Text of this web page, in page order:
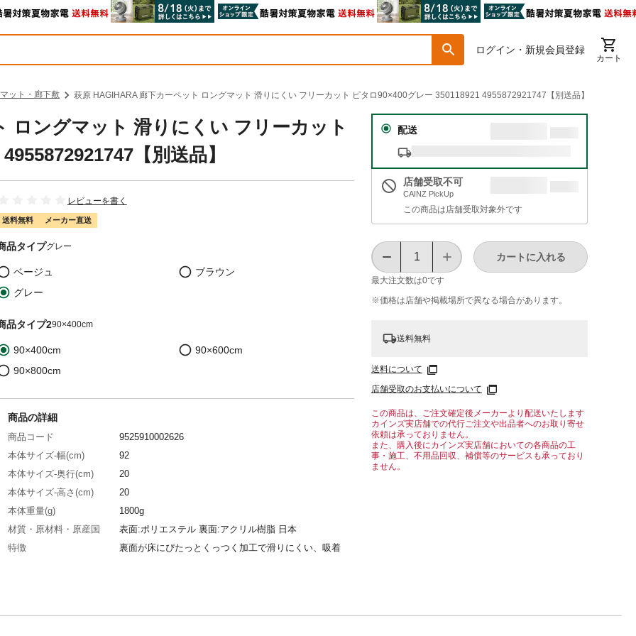
ログイン・新規会員登録
カート
ット・廊下敷 萩原 HAGIHARA 廊下カーペット ロングマット 滑りにくい フリーカット ピタロ90×400グレー 350118921 4955872921747【別送品】
ロングマット 滑りにくい フリーカット
【別送品】
レビューを書く
送料無料 メーカー直送
品タイプグレー
ベージュ
ブラウン
グレー
品タイプ290×400cm
90×400cm
90×600cm
90×800cm
配送
店舗受取不可
CAINZ PickUp
この商品は店舗受取対象外です
最大注文数は0です
カートに入れる
※価格は​店舗や​掲載場所で​異なる​場合が​あります。
送料無料
送料について
店舗受取のお支払いについて
この商品は、ご注文確定後メーカーより配送いたします
カインズ実店舗での代行ご注文や出品者へのお取り寄せ
依頼は承っておりません。
また、購入後にカインズ実店舗においての各商品の工
事・施工、不用品回収、補償等のサービスも承っており
ません。
商品の詳細
商品コード
9525910002626
本体サイズ-幅(cm)
92
本体サイズ-奥行(cm)
20
本体サイズ-高さ(cm)
20
本体重量(g)
1800g
材質・原材料・原産国
表面:ポリエステル 裏面:アクリル樹脂 日本
特徴
裏面が床にぴたっとくっつく加工で滑りにくい、吸着
ても手洗いOKだからいつも清潔に使え、お子様やペ